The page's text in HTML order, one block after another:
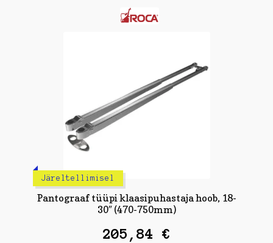
Järeltellimisel
Pantograaf tüüpi klaasipuhastaja hoob, 18-
30″ (470-750mm)
205,84 €